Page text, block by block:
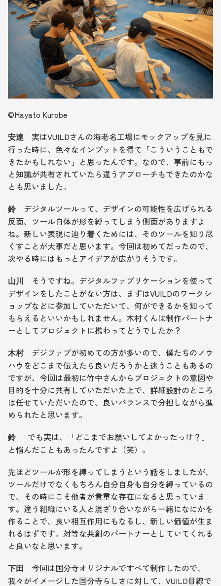
©︎Hayato Kurobe
安達
実はVUILDさんの海老名工場にモックアップを見に
行った時に、色々なインプットを得て「こういうこともで
きたかもしれない」と思ったんです。なので、事前にもっ
と知識が共有されていたら違うアプローチもできたのかな
とも思いました。
鈴 デジタルツールって、デザインの可能性を広げられる
反面、ツール自体が形を縛ってしまう側面がありますよ
ね。新しい表現に辿り着くためには、そのツールを知り尽
くすことが大事だと思います。今回は初めてだったので、
次やる時にはもっとアイデアが広がりそうです。
山川 そうですね。デジタルファブリケーションを使って
デザインをしたことがない方は、まずはVUILDのワークシ
ョップなどに参加していただいて、何ができるかを知って
もらえるといいかもしれません。木村くんは制作パートナ
ーとしてプロジェクトに携わってどうでしたか？
木村 デジファブが初めての方が多いので、僕たちのノウ
ハウをどこまで伝えたら良いだろうかと迷うこともあるの
ですが、今回は最初に竹中さんからプロジェクトの意図や
目的を十分に共有していただいた上で、詳細設計のところ
は任せていただいたので、良いバランスで分担しながら進
められたと思います。
鈴 でも実は、「どこまでお願いしてよかったっけ？」
と悩んだこともあったんですよ（笑）。
先ほどツールが形を縛ってしまうという話をしましたが、
ツールだけでなくもちろん自分自身も自分を縛っているの
で、その時にこそ他者が貴重な存在になると思っていま
す。違う組織にいる人と混ざり合いながら一緒になにかを
作ることで、良い相互作用にもなるし、新しい価値が生ま
れるはずです。対等な共創のパートナーとしていてくれる
と良いなと思います。
下田
今回は国分寺オリジナルですべて制作したので、
我々がイメージした国分寺らしさに対して、VUILD目線で